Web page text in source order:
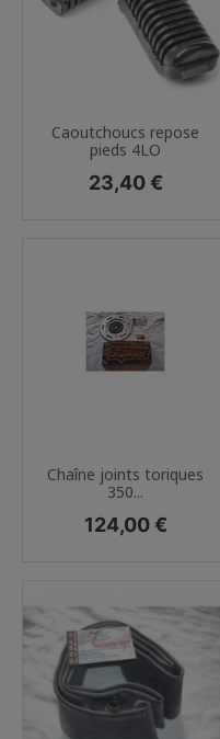
Caoutchoucs repose
pieds 4LO
Prix
23,40 €
Chaîne joints toriques
350...
Prix
124,00 €